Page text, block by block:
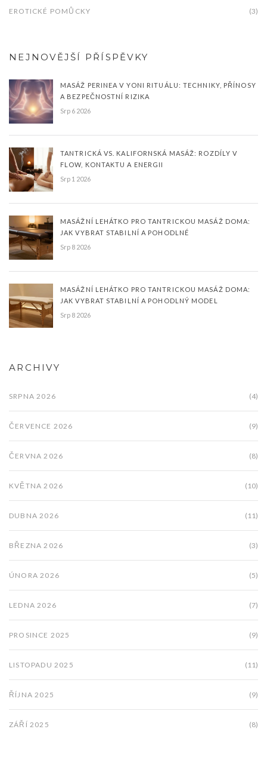
EROTICKÉ POMŮCKY (3)
NEJNOVĚJŠÍ PŘÍSPĚVKY
MASÁŽ PERINEA V YONI RITUÁLU: TECHNIKY, PŘÍNOSY
A BEZPEČNOSTNÍ RIZIKA
Srp 6 2026
TANTRICKÁ VS. KALIFORNSKÁ MASÁŽ: ROZDÍLY V
FLOW, KONTAKTU A ENERGII
Srp 1 2026
MASÁŽNÍ LEHÁTKO PRO TANTRICKOU MASÁŽ DOMA:
JAK VYBRAT STABILNÍ A POHODLNÉ
Srp 8 2026
MASÁŽNÍ LEHÁTKO PRO TANTRICKOU MASÁŽ DOMA:
JAK VYBRAT STABILNÍ A POHODLNÝ MODEL
Srp 8 2026
ARCHIVY
SRPNA 2026 (4)
ČERVENCE 2026 (9)
ČERVNA 2026 (8)
KVĚTNA 2026 (10)
DUBNA 2026 (11)
BŘEZNA 2026 (3)
ÚNORA 2026 (5)
LEDNA 2026 (7)
PROSINCE 2025 (9)
LISTOPADU 2025 (11)
ŘÍJNA 2025 (9)
ZÁŘÍ 2025 (8)